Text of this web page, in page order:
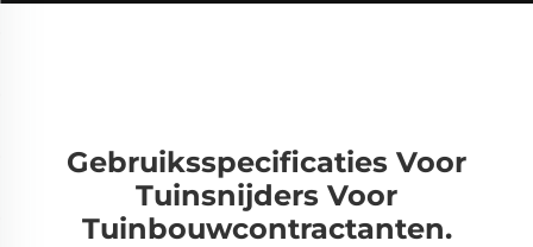
Gebruiksspecificaties Voor
Tuinsnijders Voor
Tuinbouwcontractanten.